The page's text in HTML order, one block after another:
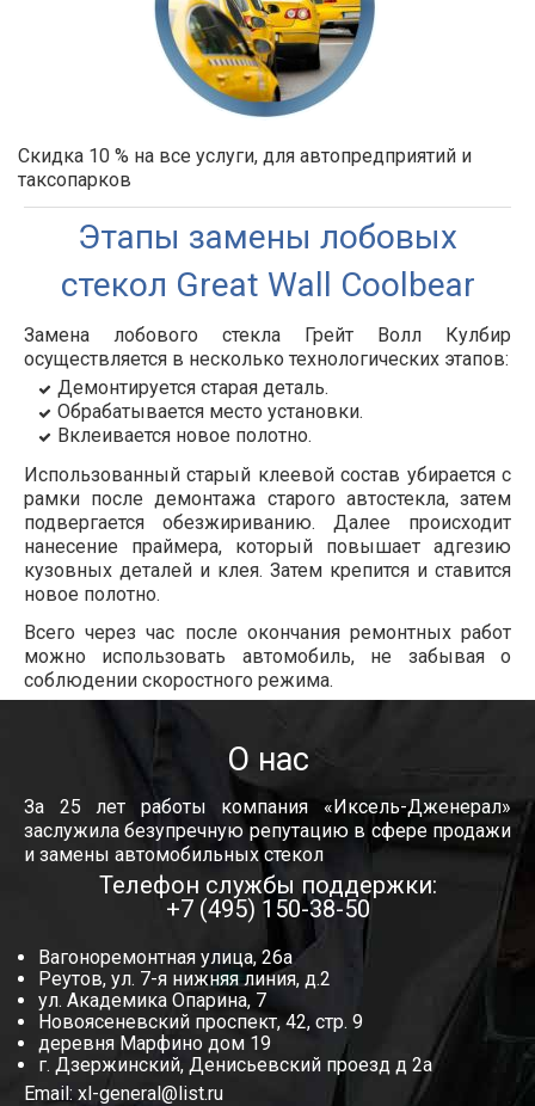
Скидка 10 % на все услуги, для автопредприятий и
таксопарков
Этапы замены лобовых
стекол Great Wall Coolbear
Замена лобового стекла Грейт Волл Кулбир
осуществляется в несколько технологических этапов:
Демонтируется старая деталь.
Обрабатывается место установки.
Вклеивается новое полотно.
Использованный старый клеевой состав убирается с
рамки после демонтажа старого автостекла, затем
подвергается обезжириванию. Далее происходит
нанесение праймера, который повышает адгезию
кузовных деталей и клея. Затем крепится и ставится
новое полотно.
Всего через час после окончания ремонтных работ
можно использовать автомобиль, не забывая о
соблюдении скоростного режима.
О нас
За 25 лет работы компания «Иксель-Дженерал»
заслужила безупречную репутацию в сфере продажи
и замены автомобильных стекол
Телефон службы поддержки:
+7 (495) 150-38-50
Вагоноремонтная улица, 26а
Реутов, ул. 7-я нижняя линия, д.2
ул. Академика Опарина, 7
Новоясеневский проспект, 42, стр. 9
деревня Марфино дом 19
г. Дзержинский, Денисьевский проезд д 2а
Email: xl-general@list.ru